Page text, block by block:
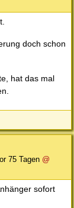
doch schon
hat das mal
75 Tagen @
sofort